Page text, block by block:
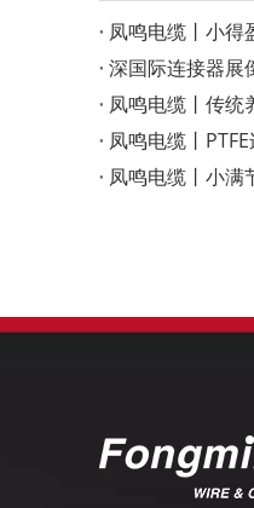
凤鸣电缆丨小得
深国际连接器展
凤鸣电缆丨传统
凤鸣电缆丨
凤鸣电缆丨小满